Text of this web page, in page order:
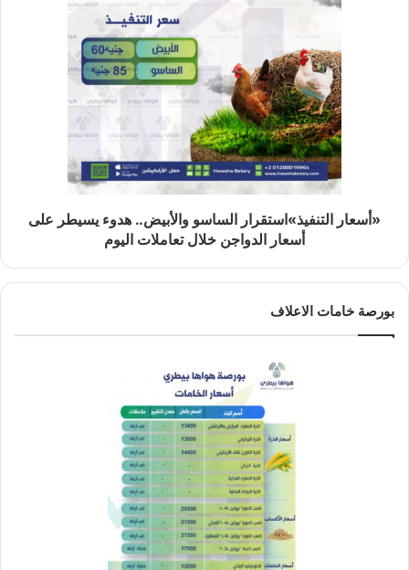
«أسعار التنفيذ»استقرار الساسو والأبيض.. هدوء يسيطر على
أسعار الدواجن خلال تعاملات اليوم
بورصة خامات الاعلاف